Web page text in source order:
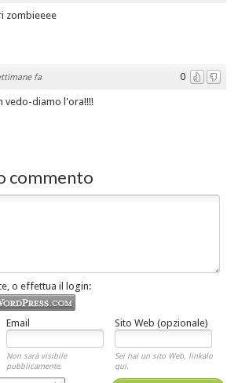
zombieeee
0
fa
vedo-diamo l'ora!!!!
commento
o effettua il login:
Email Sito Web (opzionale)
Non sarà visibile
pubblicamente.
Sei hai un sito Web, linkalo
qui.